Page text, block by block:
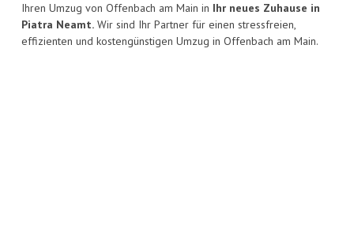
Ihren Umzug von Offenbach am Main in Ihr neues Zuhause in
Piatra Neamt. Wir sind Ihr Partner für einen stressfreien,
effizienten und kostengünstigen Umzug in Offenbach am Main.